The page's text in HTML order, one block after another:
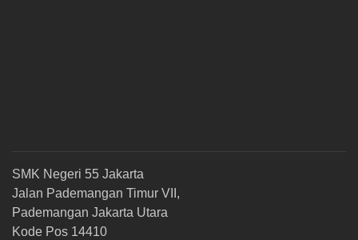
SMK Negeri 55 Jakarta
Jalan Pademangan Timur VII,
Pademangan Jakarta Utara
Kode Pos 14410